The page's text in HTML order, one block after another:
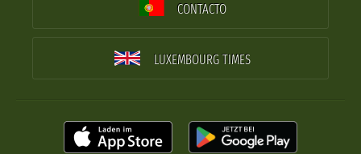
CONTACTO
LUXEMBOURG TIMES